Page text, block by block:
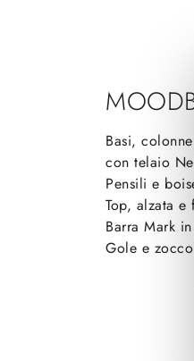
Basi,
con telaio
Pensili e
Top, alzata e
Barra Mark
Gole e